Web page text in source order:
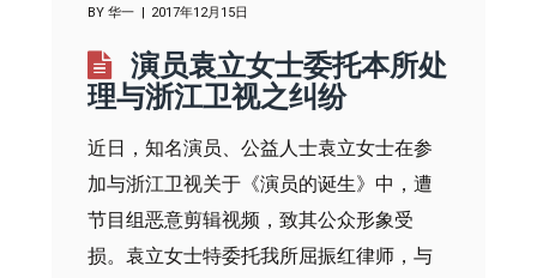
BY 华一 2017年12月15日
演员袁立女士委托本所处
理与浙江卫视之纠纷
近日，知名演员、公益人士袁立女士在参
加与浙江卫视关于《演员的诞生》中，遭
节目组恶意剪辑视频，致其公众形象受
损。袁立女士特委托我所屈振红律师，与